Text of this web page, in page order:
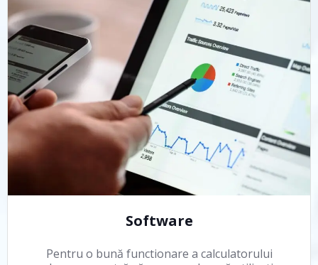
Software
Pentru o bună functionare a calculatorului